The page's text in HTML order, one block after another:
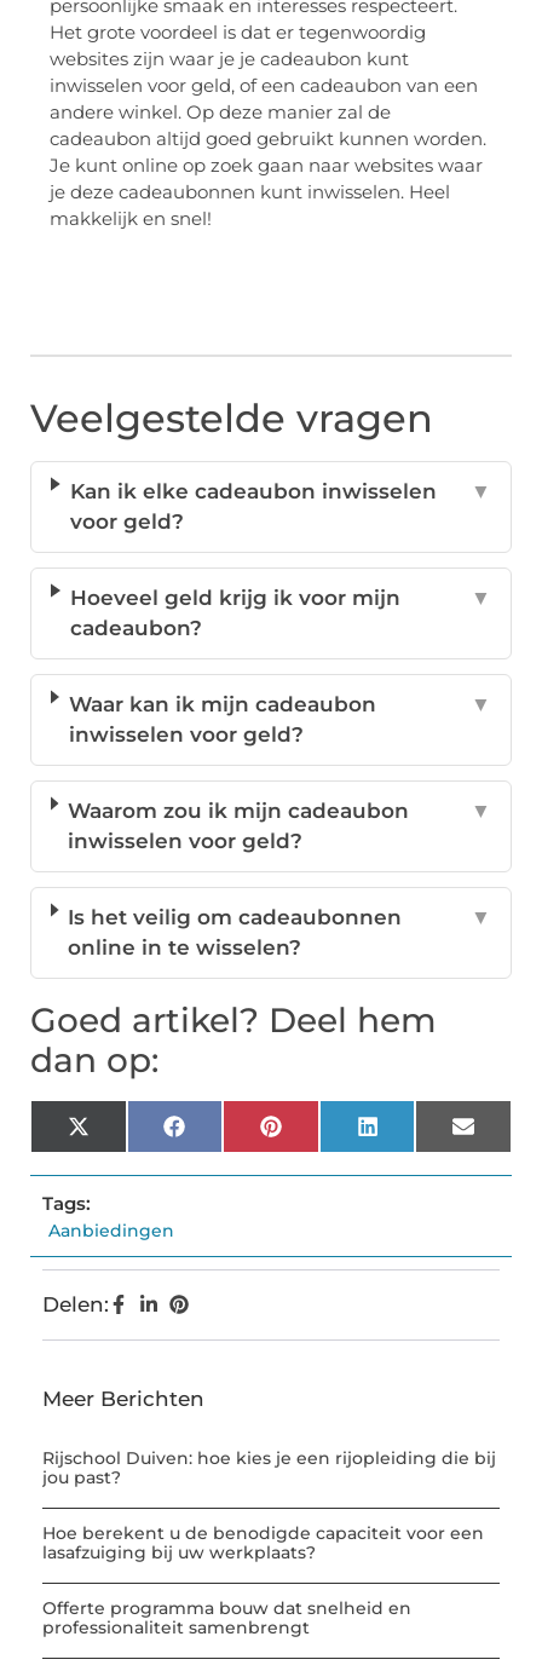
persoonlijke smaak en interesses respecteert.
Het grote voordeel is dat er tegenwoordig
websites zijn waar je je cadeaubon kunt
inwisselen voor geld, of een cadeaubon van een
andere winkel. Op deze manier zal de
cadeaubon altijd goed gebruikt kunnen worden.
Je kunt online op zoek gaan naar websites waar
je deze cadeaubonnen kunt inwisselen. Heel
makkelijk en snel!
Veelgestelde vragen
Kan ik elke cadeaubon inwisselen
voor geld?
▼
Hoeveel geld krijg ik voor mijn
cadeaubon?
▼
Waar kan ik mijn cadeaubon
inwisselen voor geld?
▼
Waarom zou ik mijn cadeaubon
inwisselen voor geld?
▼
Is het veilig om cadeaubonnen
online in te wisselen?
▼
Goed artikel? Deel hem
dan op:
X
(Twitter)
FacebookPinterestLinkedInEmail
Tags:
Aanbiedingen
Delen:
Meer Berichten
Rijschool Duiven: hoe kies je een rijopleiding die bij
jou past?
Hoe berekent u de benodigde capaciteit voor een
lasafzuiging bij uw werkplaats?
Offerte programma bouw dat snelheid en
professionaliteit samenbrengt